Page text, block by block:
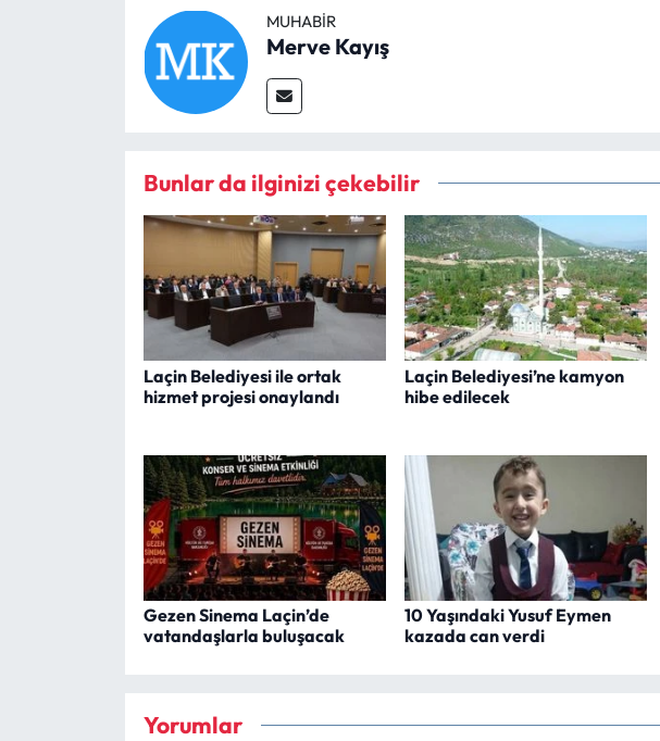
MUHABIR
Merve Kayış
Bunlar da ilginizi çekebilir
Laçin Belediyesi ile ortak
hizmet projesi onaylandı
Laçin Belediyesi’ne kamyon
hibe edilecek
Gezen Sinema Laçin’de
vatandaşlarla buluşacak
10 Yaşındaki Yusuf Eymen
kazada can verdi
Yorumlar
Yerel Haberler